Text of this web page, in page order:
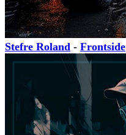
Stefre Roland - Frontside